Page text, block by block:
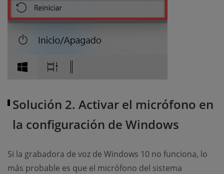
Solución 2. Activar el micrófono en
la configuración de Windows
Si la grabadora de voz de Windows 10 no funciona, lo
más probable es que el micrófono del sistema